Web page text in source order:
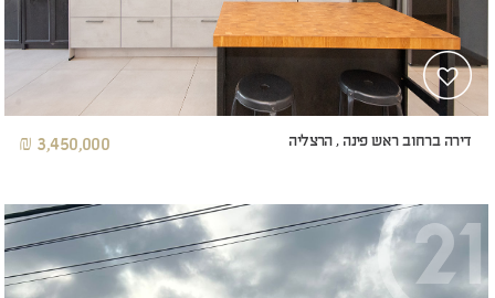
דירה ברחוב ראש פינה , הרצליה 3,450,000 ₪